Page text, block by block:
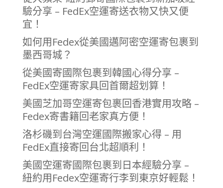
驗分享 – FedEx空運寄送衣物又快又便
宜！
如何用Fedex從美國邁阿密空運寄包裹到
墨西哥城？
從美國寄國際包裹到韓國心得分享 –
FedEx空運寄家具回首爾超划算！
美國芝加哥空運寄包裹回香港實用攻略 –
Fedex寄書籍回老家真方便！
洛杉磯到台灣空運國際搬家心得 – 用
FedEx直接寄回台北超順利！
美國空運寄國際包裹到日本經驗分享 –
紐約用Fedex空運寄行李到東京好輕鬆！